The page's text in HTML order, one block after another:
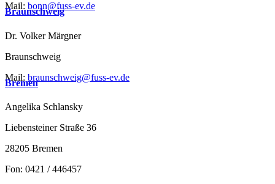
Mail: bonn@fuss-ev.de
Braunschweig
Dr. Volker Märgner
Braunschweig
Mail: braunschweig@fuss-ev.de
Bremen
Angelika Schlansky
Liebensteiner Straße 36
28205 Bremen
Fon: 0421 / 446457